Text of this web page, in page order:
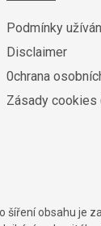
Podmínky
Disclaimer
0chrana
Zásady cookies
šíření obsahu